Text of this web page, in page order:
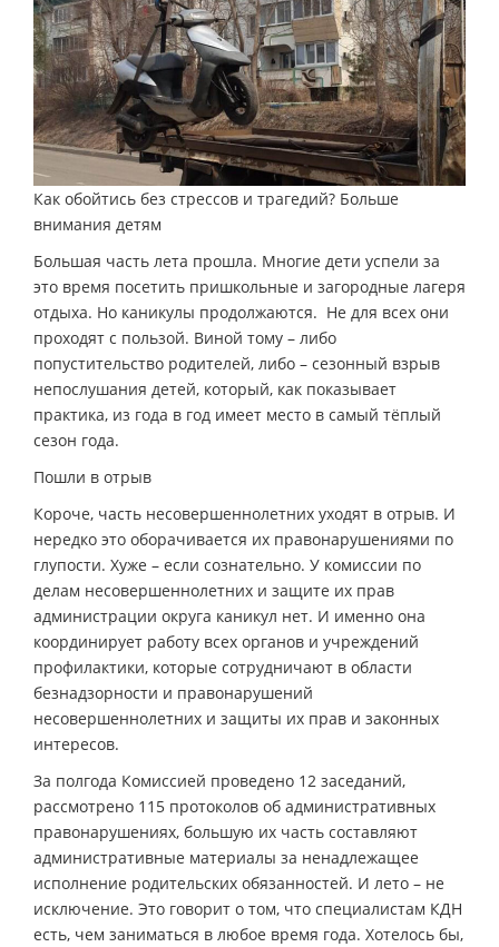
Как обойтись без стрессов и трагедий? Больше
внимания детям
Большая часть лета прошла. Многие дети успели за
это время посетить пришкольные и загородные лагеря
отдыха. Но каникулы продолжаются. Не для всех они
проходят с пользой. Виной тому – либо
попустительство родителей, либо – сезонный взрыв
непослушания детей, который, как показывает
практика, из года в год имеет место в самый тёплый
сезон года.
Пошли в отрыв
Короче, часть несовершеннолетних уходят в отрыв. И
нередко это оборачивается их правонарушениями по
глупости. Хуже – если сознательно. У комиссии по
делам несовершеннолетних и защите их прав
администрации округа каникул нет. И именно она
координирует работу всех органов и учреждений
профилактики, которые сотрудничают в области
безнадзорности и правонарушений
несовершеннолетних и защиты их прав и законных
интересов.
За полгода Комиссией проведено 12 заседаний,
рассмотрено 115 протоколов об административных
правонарушениях, большую их часть составляют
административные материалы за ненадлежащее
исполнение родительских обязанностей. И лето – не
исключение. Это говорит о том, что специалистам КДН
есть, чем заниматься в любое время года. Хотелось бы,